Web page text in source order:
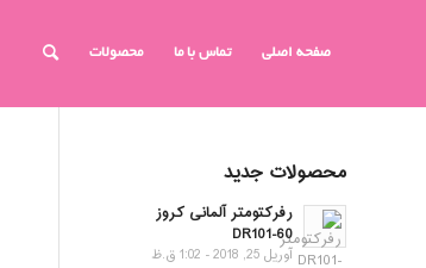
صفحه اصلی تماس با ما محصولات
محصولات جدید
رفرکتومتر آلمانی کروز
DR101-60
آوریل 25, 2018 - 1:02 ق.ظ